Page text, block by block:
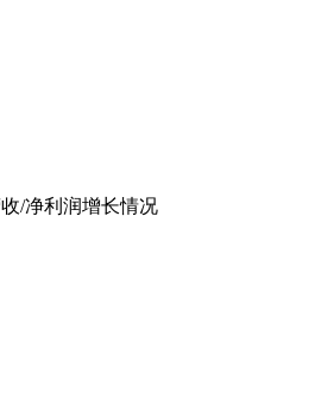
/净利润增长情况